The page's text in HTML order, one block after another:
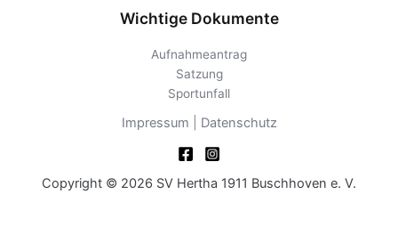
Wichtige Dokumente
Aufnahmeantrag
Satzung
Sportunfall
Impressum Datenschutz
Copyright © 2026 SV Hertha 1911 Buschhoven e. V.